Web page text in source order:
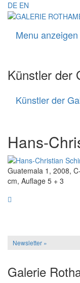
DE EN
Menu anzeigen
Künstler der
Künstler der
Hans-
Guatemala 1, 2008,
cm, Auflage 5 + 3
Newsletter »
Galerie